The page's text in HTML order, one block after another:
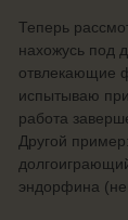
Теперь
нахожусь под
отвлекающие
испытываю
работа
Другой
эндорфина